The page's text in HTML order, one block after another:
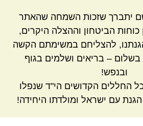
יתברך שזכות השמחה שהאתר
כוחות הביטחון וההצלה היקרים,
להצליחם במשימתם הקשה
– בריאים ושלמים בגוף
ובנפש!
החללים הקדושים הי"ד שנפלו
עם ישראל ומולדתו היחידה!